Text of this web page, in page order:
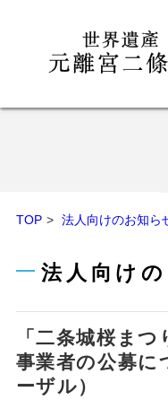
TOP 法人向けのお知ら
法人向け
「二条城桜ま
事業者の公募に
ーザル）